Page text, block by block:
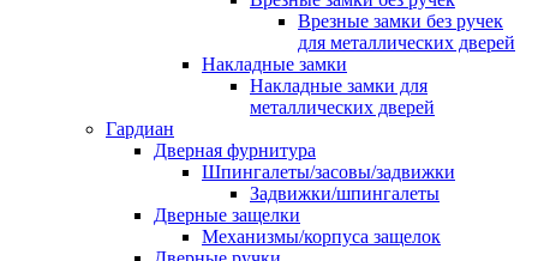
Врезные замки без ручек
для металлических дверей
Накладные замки
Накладные замки для
металлических дверей
Гардиан
Дверная фурнитура
Шпингалеты/засовы/задвижки
Задвижки/шпингалеты
Дверные защелки
Механизмы/корпуса защелок